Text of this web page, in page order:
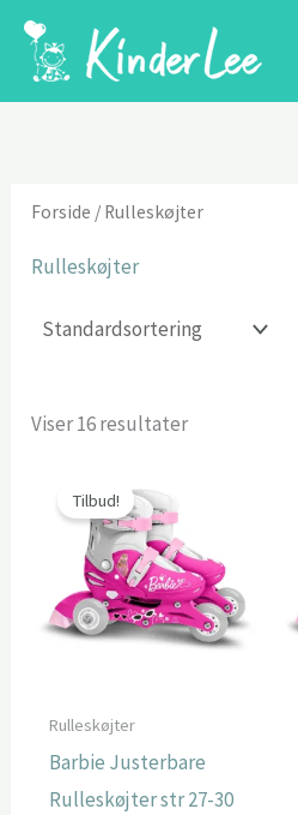
Forside / Rulleskøjter
Rulleskøjter
Viser 16 resultater
Tilbud!
Rulleskøjter
Barbie Justerbare
Rulleskøjter str 27-30